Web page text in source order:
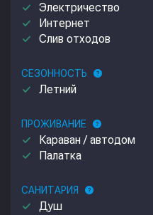
done Электричество
done Интернет
done Слив отходов
СЕЗОННОСТЬ help
done Летний
ПРОЖИВАНИЕ help
done Караван / автодом
done Палатка
САНИТАРИЯ help
done Душ